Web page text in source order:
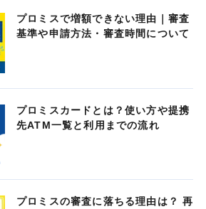
プロミスで増額できない理由｜審査
基準や申請方法・審査時間について
プロミスカードとは？使い方や提携
先ATM一覧と利用までの流れ
プロミスの審査に落ちる理由は？ 再